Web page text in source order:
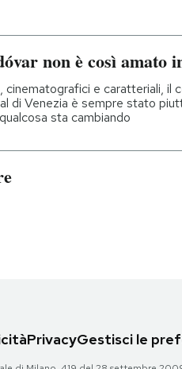
non è così amato
cinematografici e caratteriali, il
di Venezia è sempre stato
sta cambiando
PrivacyGestisci le